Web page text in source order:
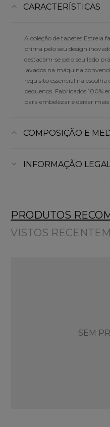
CARACTERÍSTICAS
A coleção de tapetes Estrela
prima pelo seu design
destacam-se pelo seu lado
lavados na máquina
requisito essencial na
pequenos. Fabricados 100%
para embelezar e deixar
COMPOSIÇÃO E
INFORMAÇÃO
PRODUTOS
VISTOS
SEM